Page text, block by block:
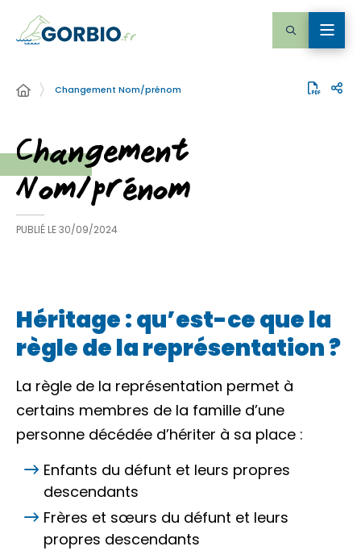
Changement Nom/prénom
Changement
Nom/prénom
PUBLIÉ LE30/09/2024
Héritage : qu’est-ce que la
règle de la représentation ?
La règle de la représentation permet à
certains membres de la famille d’une
personne décédée d’hériter à sa place :
Enfants du défunt et leurs propres
descendants
Frères et sœurs du défunt et leurs
propres descendants